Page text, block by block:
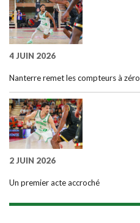
4 JUIN 2026
Nanterre remet les compteurs à zéro
2 JUIN 2026
Un premier acte accroché